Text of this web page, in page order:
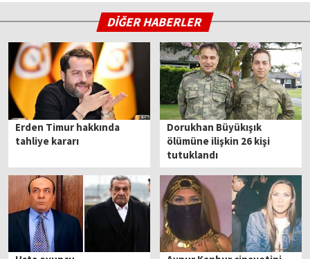
DİĞER HABERLER
Erden Timur hakkında
tahliye kararı
Dorukhan Büyükışık
ölümüne ilişkin 26 kişi
tutuklandı